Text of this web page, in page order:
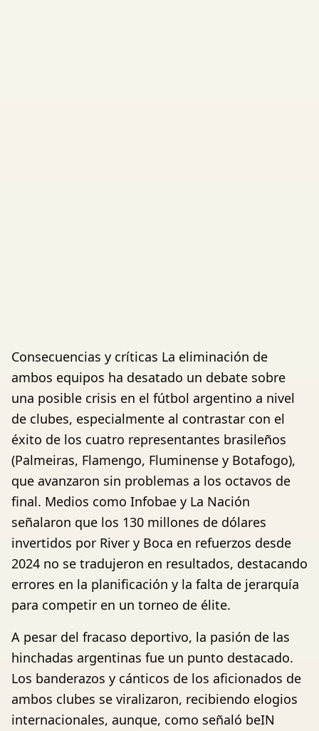
Consecuencias y críticas La eliminación de
ambos equipos ha desatado un debate sobre
una posible crisis en el fútbol argentino a nivel
de clubes, especialmente al contrastar con el
éxito de los cuatro representantes brasileños
(Palmeiras, Flamengo, Fluminense y Botafogo),
que avanzaron sin problemas a los octavos de
final. Medios como Infobae y La Nación
señalaron que los 130 millones de dólares
invertidos por River y Boca en refuerzos desde
2024 no se tradujeron en resultados, destacando
errores en la planificación y la falta de jerarquía
para competir en un torneo de élite.
A pesar del fracaso deportivo, la pasión de las
hinchadas argentinas fue un punto destacado.
Los banderazos y cánticos de los aficionados de
ambos clubes se viralizaron, recibiendo elogios
internacionales, aunque, como señaló beIN